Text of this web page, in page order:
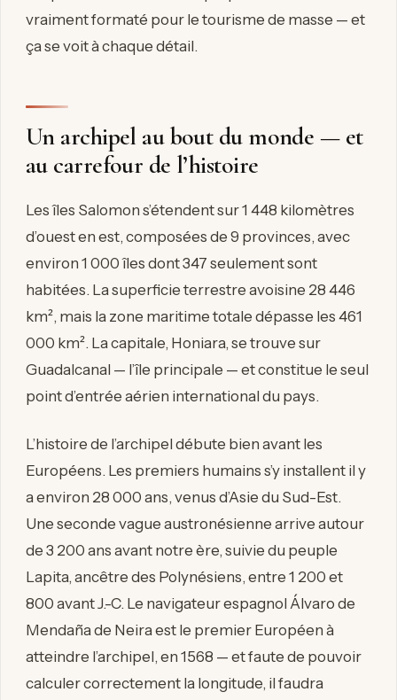
vraiment formaté pour le tourisme de masse — et
ça se voit à chaque détail.
Un archipel au bout du monde — et
au carrefour de l’histoire
Les îles Salomon s’étendent sur 1 448 kilomètres
d’ouest en est, composées de 9 provinces, avec
environ 1 000 îles dont 347 seulement sont
habitées. La superficie terrestre avoisine 28 446
km², mais la zone maritime totale dépasse les 461
000 km². La capitale, Honiara, se trouve sur
Guadalcanal — l’île principale — et constitue le seul
point d’entrée aérien international du pays.
L’histoire de l’archipel débute bien avant les
Européens. Les premiers humains s’y installent il y
a environ 28 000 ans, venus d’Asie du Sud-Est.
Une seconde vague austronésienne arrive autour
de 3 200 ans avant notre ère, suivie du peuple
Lapita, ancêtre des Polynésiens, entre 1 200 et
800 avant J.-C. Le navigateur espagnol Álvaro de
Mendaña de Neira est le premier Européen à
atteindre l’archipel, en 1568 — et faute de pouvoir
calculer correctement la longitude, il faudra